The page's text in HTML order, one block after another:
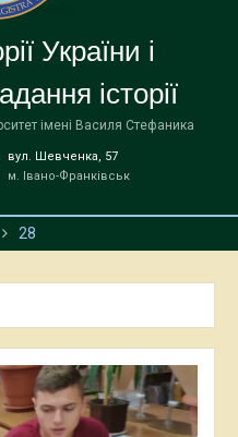
України і
історії
імені Василя Стефаника
вул. Шевченка, 57
м. Івано-Франківськ
28